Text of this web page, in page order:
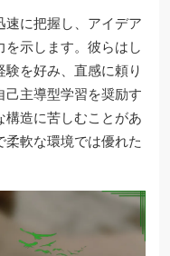
に把握し、アイデア
示します。彼らはし
を好み、直感に頼り
己主導型学習を奨励す
構造に苦しむことがあ
柔軟な環境では優れた